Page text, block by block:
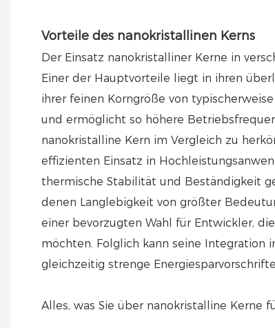
Vorteile des nanokristallinen Kerns
Der Einsatz nanokristalliner Kerne in
Einer der Hauptvorteile liegt in ihren
ihrer feinen Korngröße von
und ermöglicht so höhere
nanokristalline Kern im Vergleich zu
effizienten Einsatz in
thermische Stabilität und Beständigkeit
denen Langlebigkeit von größter
einer bevorzugten Wahl für Entwickler,
möchten. Folglich kann seine Integration
gleichzeitig strenge
Alles, was Sie über nanokristalline Kerne